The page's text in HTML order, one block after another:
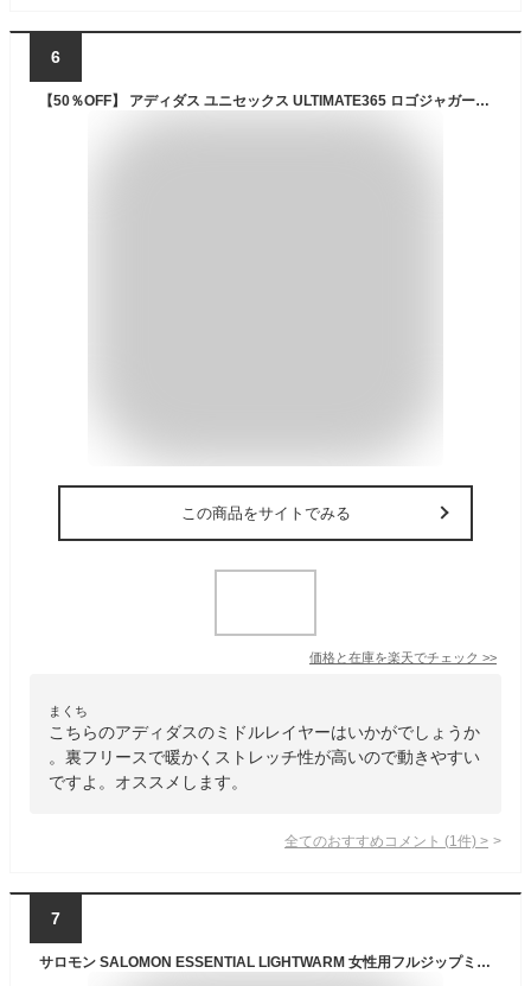
6
【50％OFF】 アディダス ユニセックス ULTIMATE365 ロゴジャガード 裏フリース ストレッチ 長袖 クルーネック プルオーバー KRK30 [2024年モデル] ゴルフウェア [秋冬モデル] 特価
この商品をサイトでみる
価格と在庫を楽天でチェック >>
まくち
こちらのアディダスのミドルレイヤーはいかがでしょうか
。裏フリースで暖かくストレッチ性が高いので動きやすい
ですよ。オススメします。
全てのおすすめコメント (1 件) >
7
サロモン SALOMON ESSENTIAL LIGHTWARM 女性用フルジップミドルレイヤージャケット レディース LC2114000 Phantom S